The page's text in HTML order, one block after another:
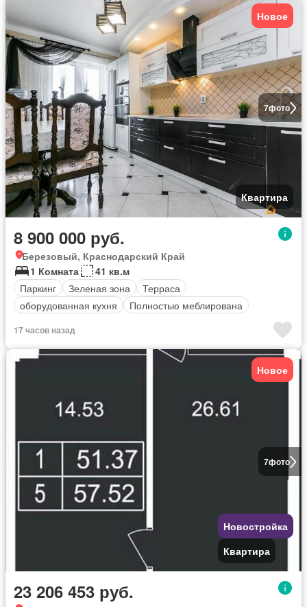
7фото
Новое
Квартира
8 900 000 руб.
Березовый, Краснодарский Край
1 Комната
41 кв.м
Паркинг
Зеленая зона
Терраса
оборудованная кухня
Полностью меблирована
17 часов назад
7фото
Новое
Новостройка
Квартира
23 206 453 руб.